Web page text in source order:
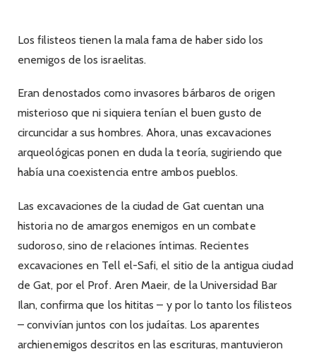
Los filisteos tienen la mala fama de haber sido los
enemigos de los israelitas.
Eran denostados como invasores bárbaros de origen
misterioso que ni siquiera tenían el buen gusto de
circuncidar a sus hombres. Ahora, unas excavaciones
arqueológicas ponen en duda la teoría, sugiriendo que
había una coexistencia entre ambos pueblos.
Las excavaciones de la ciudad de Gat cuentan una
historia no de amargos enemigos en un combate
sudoroso, sino de relaciones íntimas. Recientes
excavaciones en Tell el-Safi, el sitio de la antigua ciudad
de Gat, por el Prof. Aren Maeir, de la Universidad Bar
Ilan, confirma que los hititas – y por lo tanto los filisteos
– convivían juntos con los judaítas. Los aparentes
archienemigos descritos en las escrituras, mantuvieron